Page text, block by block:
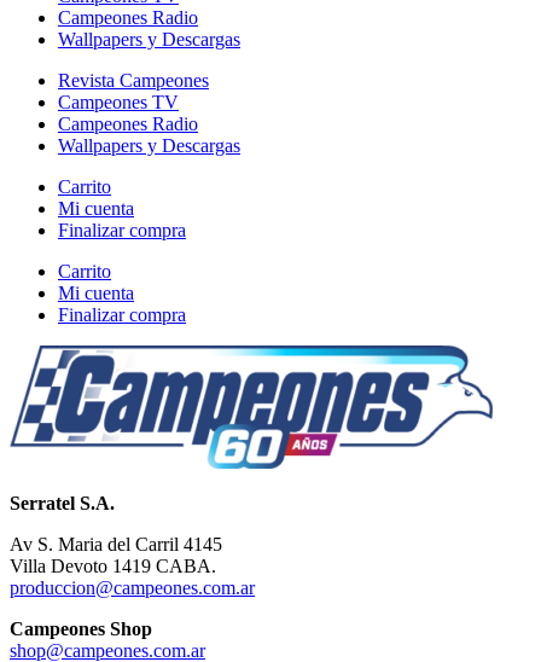
Campeones Radio
Wallpapers y Descargas
Revista Campeones
Campeones TV
Campeones Radio
Wallpapers y Descargas
Carrito
Mi cuenta
Finalizar compra
Carrito
Mi cuenta
Finalizar compra
Serratel S.A.
Av S. Maria del Carril 4145
Villa Devoto 1419 CABA.
produccion@campeones.com.ar
Campeones Shop
shop@campeones.com.ar